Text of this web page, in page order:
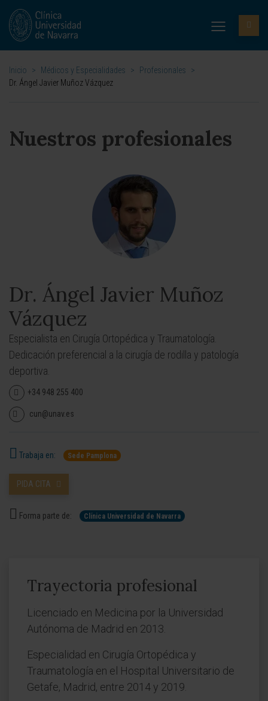
Inicio > Médicos y Especialidades > Profesionales
>
Dr. Ángel Javier Muñoz Vázquez
Nuestros profesionales
Dr. Ángel Javier Muñoz
Vázquez
Especialista en Cirugía Ortopédica y Traumatología.
Dedicación preferencial a la cirugía de rodilla y patología
deportiva.
+34 948 255 400
cun@unav.es
Trabaja en: Sede Pamplona
PIDA CITA
Forma parte de: Clínica Universidad de Navarra
Trayectoria profesional
Licenciado en Medicina por la Universidad
Autónoma de Madrid en 2013.
Especialidad en Cirugía Ortopédica y
Traumatología en el Hospital Universitario de
Getafe, Madrid, entre 2014 y 2019.